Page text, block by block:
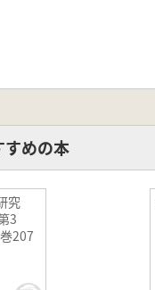
すめの本
究
3
207